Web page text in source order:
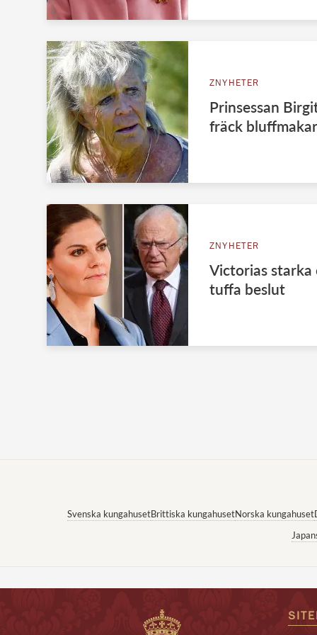
ZNYHETER
Prinsessan
fräck
ZNYHETER
Victorias
tuffa beslut
Svenska kungahusetBrittiska kungahusetNorska kungahuset